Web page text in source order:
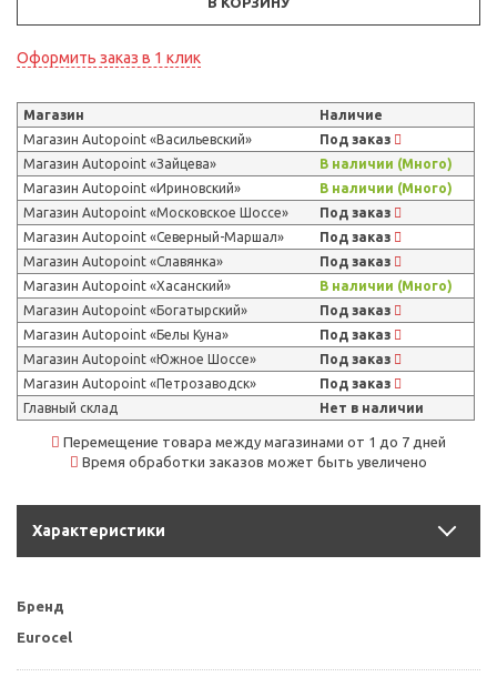
Оформить заказ в 1 клик
Магазин
Наличие
Магазин Autopoint «Васильевский»
Под заказ
Магазин Autopoint «Зайцева»
В наличии (Много)
Магазин Autopoint «Ириновский»
В наличии (Много)
Магазин Autopoint «Московское Шоссе»
Под заказ
Магазин Autopoint «Северный-Маршал»
Под заказ
Магазин Autopoint «Славянка»
Под заказ
Магазин Autopoint «Хасанский»
В наличии (Много)
Магазин Autopoint «Богатырский»
Под заказ
Магазин Autopoint «Белы Куна»
Под заказ
Магазин Autopoint «Южное Шоссе»
Под заказ
Магазин Autopoint «Петрозаводск»
Под заказ
Главный склад
Нет в наличии
Перемещение товара между магазинами от 1 до 7 дней
Время обработки заказов может быть увеличено
Характеристики
Бренд
Eurocel